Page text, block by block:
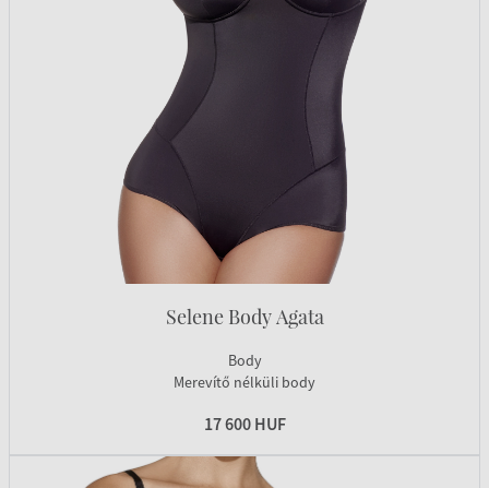
Selene Body Agata
Body
Merevítő nélküli body
17 600 HUF